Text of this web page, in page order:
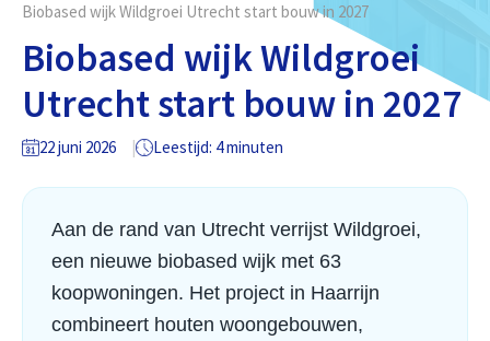
Biobased wijk Wildgroei Utrecht start bouw in 2027
Biobased wijk Wildgroei
Utrecht start bouw in 2027
22 juni 2026 Leestijd: 4 minuten
Aan de rand van Utrecht verrijst Wildgroei,
een nieuwe biobased wijk met 63
koopwoningen. Het project in Haarrijn
combineert houten woongebouwen,